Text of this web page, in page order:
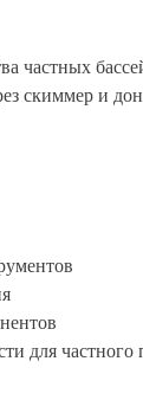
частных
скиммер и
для частного